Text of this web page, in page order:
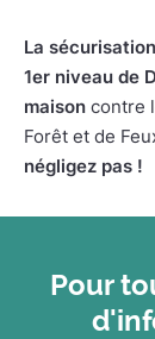
La
1er niveau de
maison contre
Forêt et de
négligez pas !
Pour